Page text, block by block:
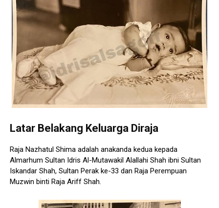
Latar Belakang Keluarga Diraja
Raja Nazhatul Shima adalah anakanda kedua kepada
Almarhum Sultan Idris Al-Mutawakil Alallahi Shah ibni Sultan
Iskandar Shah, Sultan Perak ke-33 dan Raja Perempuan
Muzwin binti Raja Ariff Shah.